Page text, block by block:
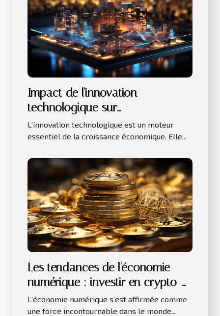
Impact de l'innovation
technologique sur
l'investissement immobilier
L’innovation technologique est un moteur
essentiel de la croissance économique. Elle...
Les tendances de l'économie
numérique : investir en crypto-
monnaies
L’économie numérique s’est affirmée comme
une force incontournable dans le monde...